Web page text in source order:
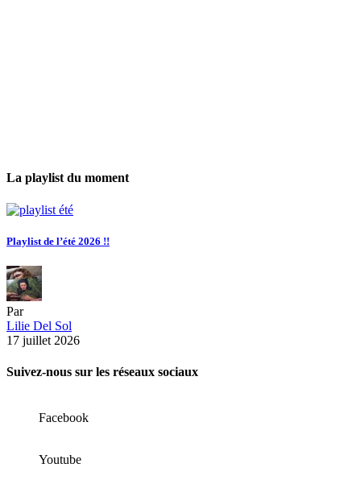
La playlist du moment
Playlist de l’été 2026 !!
Par
Lilie Del Sol
17 juillet 2026
Suivez-nous sur les réseaux sociaux
Facebook
Youtube